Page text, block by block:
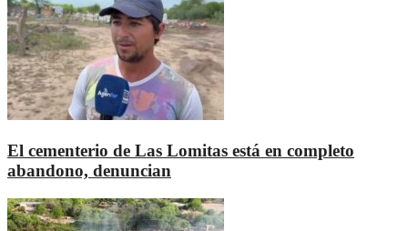
El cementerio de Las Lomitas está en completo
abandono, denuncian